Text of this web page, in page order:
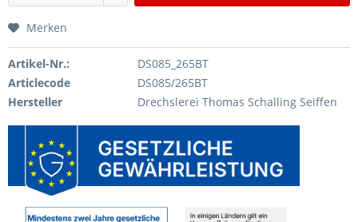
Merken
Artikel-Nr.:
DS085_265BT
Articlecode
DS085/265BT
Hersteller
Drechslerei Thomas Schalling Seiffen